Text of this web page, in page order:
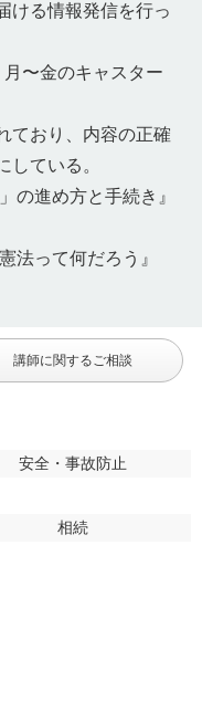
ける情報発信を行っ
〜金のキャスター
ており、内容の正確
している。
の進め方と手続き』
法って何だろう』
講師に関するご相談
安全・事故防止
相続